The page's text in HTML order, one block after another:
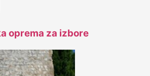
oprema za izbore